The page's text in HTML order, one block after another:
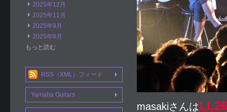
2025年12月
2025年11月
2025年9月
2025年8月
もっと読む
RSS（XML）フィード
Yamaha Guitars
masakiさんは